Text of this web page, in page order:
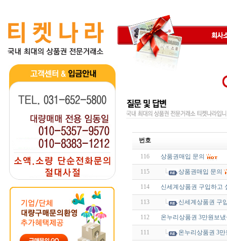
번호
116 상품권매입 문의
115 상품권매입 문의
114 신세계상품권 구입하고
113 신세계상품권 구
112 온누리상품권 3만원보
111 온누리상품권 3